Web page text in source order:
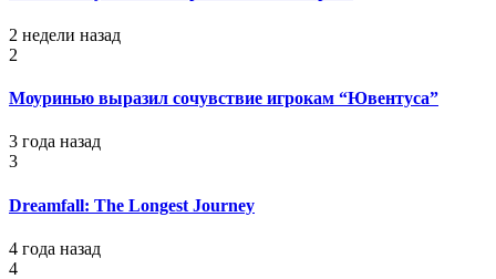
2 недели назад
2
Моуринью выразил сочувствие игрокам “Ювентуса”
3 года назад
3
Dreamfall: The Longest Journey
4 года назад
4